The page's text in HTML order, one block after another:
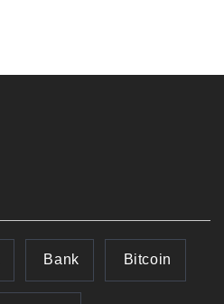
Bank Bitcoin